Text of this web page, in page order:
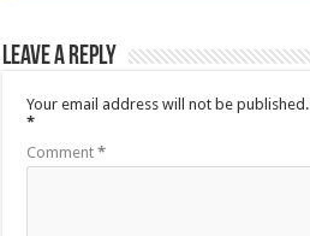
Leave a Reply
Your email address will not be published.
*
Comment*